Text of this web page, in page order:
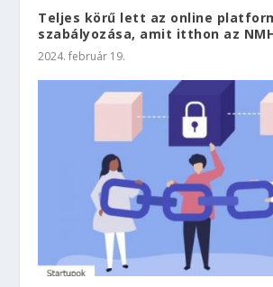
Teljes körű lett az online
szabályozása, amit itthon az
2024. február 19.